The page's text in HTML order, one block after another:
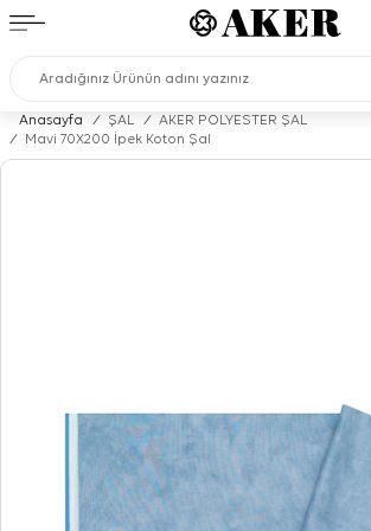
Anasayfa / ŞAL /
AKER POLYESTER ŞAL
/
Mavi 70X200 İpek Koton Şal